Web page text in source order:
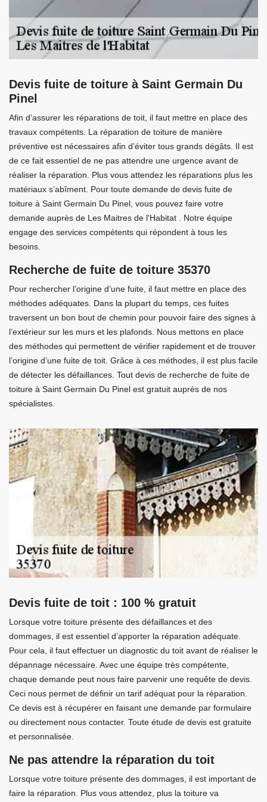
Devis fuite de toiture à Saint Germain Du
Pinel
Afin d’assurer les réparations de toit, il faut mettre en place des
travaux compétents. La réparation de toiture de manière
préventive est nécessaires afin d’éviter tous grands dégâts. Il est
de ce fait essentiel de ne pas attendre une urgence avant de
réaliser la réparation. Plus vous attendez les réparations plus les
matériaux s’abîment. Pour toute demande de devis fuite de
toiture à Saint Germain Du Pinel, vous pouvez faire votre
demande auprès de Les Maitres de l'Habitat . Notre équipe
engage des services compétents qui répondent à tous les
besoins.
Recherche de fuite de toiture 35370
Pour rechercher l’origine d’une fuite, il faut mettre en place des
méthodes adéquates. Dans la plupart du temps, ces fuites
traversent un bon bout de chemin pour pouvoir faire des signes à
l’extérieur sur les murs et les plafonds. Nous mettons en place
des méthodes qui permettent de vérifier rapidement et de trouver
l’origine d’une fuite de toit. Grâce à ces méthodes, il est plus facile
de détecter les défaillances. Tout devis de recherche de fuite de
toiture à Saint Germain Du Pinel est gratuit auprès de nos
spécialistes.
Devis fuite de toit : 100 % gratuit
Lorsque votre toiture présente des défaillances et des
dommages, il est essentiel d’apporter la réparation adéquate.
Pour cela, il faut effectuer un diagnostic du toit avant de réaliser le
dépannage nécessaire. Avec une équipe très compétente,
chaque demande peut nous faire parvenir une requête de devis.
Ceci nous permet de définir un tarif adéquat pour la réparation.
Ce devis est à récupérer en faisant une demande par formulaire
ou directement nous contacter. Toute étude de devis est gratuite
et personnalisée.
Ne pas attendre la réparation du toit
Lorsque votre toiture présente des dommages, il est important de
faire la réparation. Plus vous attendez, plus la toiture va